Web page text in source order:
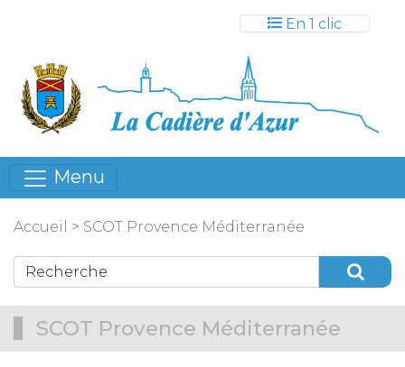
En 1 clic
Menu
Accueil > SCOT Provence Méditerranée
SCOT Provence Méditerranée